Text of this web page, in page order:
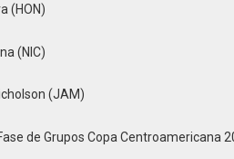
(HON)
(NIC)
(JAM)
de Grupos Copa Centroamericana